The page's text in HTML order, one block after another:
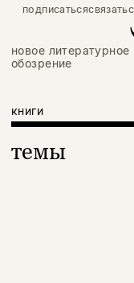
подписаться
новое литературное
обозрение
книги
темы